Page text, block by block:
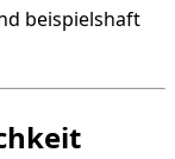
beispielshaft